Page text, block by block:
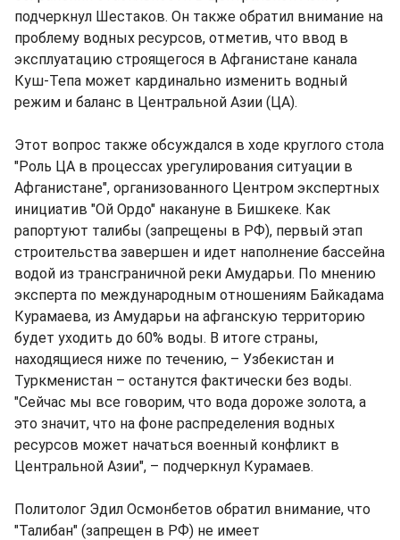
подчеркнул Шестаков. Он также обратил внимание на
проблему водных ресурсов, отметив, что ввод в
эксплуатацию строящегося в Афганистане канала
Куш-Тепа может кардинально изменить водный
режим и баланс в Центральной Азии (ЦА).
Этот вопрос также обсуждался в ходе круглого стола
"Роль ЦА в процессах урегулирования ситуации в
Афганистане", организованного Центром экспертных
инициатив "Ой Ордо" накануне в Бишкеке. Как
рапортуют талибы (запрещены в РФ), первый этап
строительства завершен и идет наполнение бассейна
водой из трансграничной реки Амударьи. По мнению
эксперта по международным отношениям Байкадама
Курамаева, из Амударьи на афганскую территорию
будет уходить до 60% воды. В итоге страны,
находящиеся ниже по течению, – Узбекистан и
Туркменистан – останутся фактически без воды.
"Сейчас мы все говорим, что вода дороже золота, а
это значит, что на фоне распределения водных
ресурсов может начаться военный конфликт в
Центральной Азии", – подчеркнул Курамаев.
Политолог Эдил Осмонбетов обратил внимание, что
"Талибан" (запрещен в РФ) не имеет